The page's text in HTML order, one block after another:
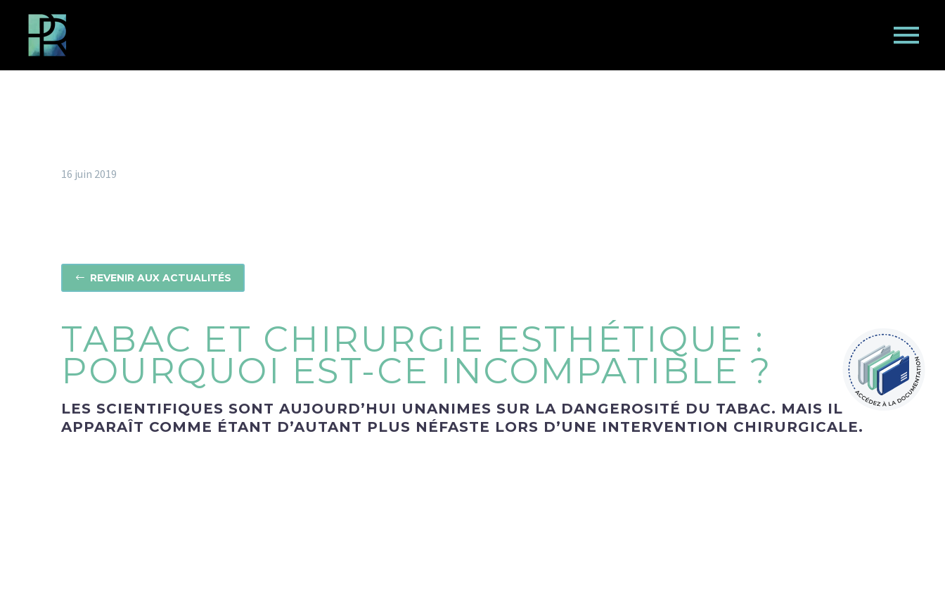
16 juin 2019
# REVENIR AUX ACTUALITÉS
TABAC ET CHIRURGIE ESTHÉTIQUE :
POURQUOI EST-CE INCOMPATIBLE ?
LES SCIENTIFIQUES SONT AUJOURD’HUI UNANIMES SUR LA DANGEROSITÉ DU TABAC. MAIS IL
APPARAÎT COMME ÉTANT D’AUTANT PLUS NÉFASTE LORS D’UNE INTERVENTION CHIRURGICALE.